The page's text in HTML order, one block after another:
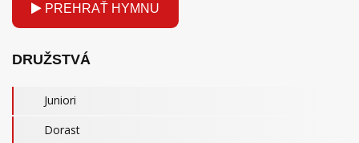
PREHRAŤ HYMNU
DRUŽSTVÁ
Juniori
Dorast